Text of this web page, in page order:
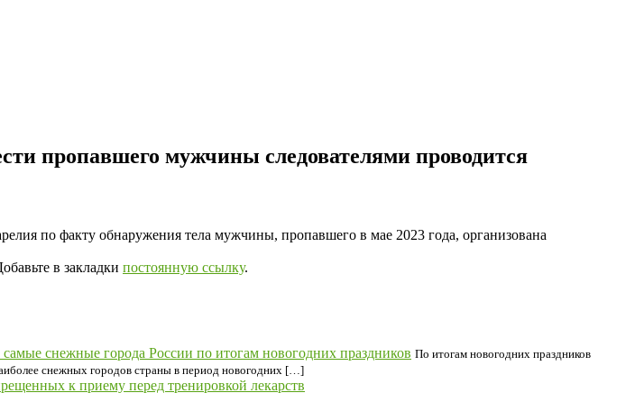
пропавшего мужчины следователями проводится
по факту обнаружения тела мужчины, пропавшего в мае 2023 года, организована
в закладки постоянную ссылку.
снежные города России по итогам новогодних праздников По итогам новогодних праздников
снежных городов страны в период новогодних […]
к приему перед тренировкой лекарств